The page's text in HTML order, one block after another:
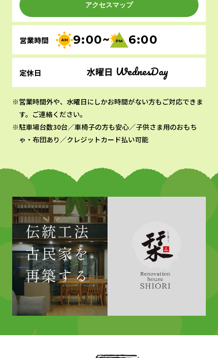
アクセスマップ
営業時間 9:00~ 6:00
定休日 水曜日 WednesDay
営業時間外や、水曜日にしかお時間がない方もご対応できま
す。ご連絡ください。
駐車場台数30台／車椅子の方も安心／子供さま用のおもち
ゃ・布団あり／クレジットカード払い可能